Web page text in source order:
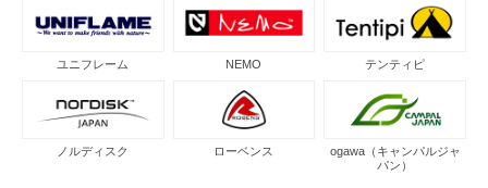
ユニフレーム NEMO テンティピ
ノルディスク ローベンス
ogawa（キャンパルジャ
パン）